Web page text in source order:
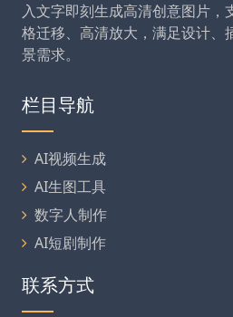
入文字即刻生成高清创意图片，
格迁移、高清放大，满足设计、
景需求。
栏目导航
AI视频生成
AI生图工具
数字人制作
AI短剧制作
联系方式